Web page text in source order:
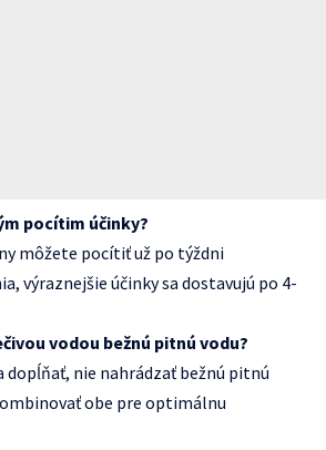
pocítim účinky?
môžete pocítiť už po týždni
výraznejšie účinky sa dostavujú po 4-
vodou bežnú pitnú vodu?
dopĺňať, nie nahrádzať bežnú pitnú
obe pre optimálnu